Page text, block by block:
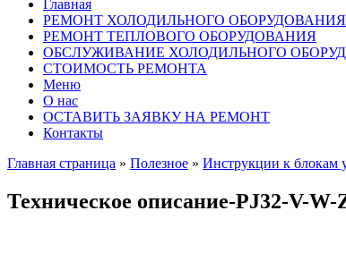
Главная
РЕМОНТ ХОЛОДИЛЬНОГО
РЕМОНТ ТЕПЛОВОГО ОБОРУДОВАНИЯ
ОБСЛУЖИВАНИЕ ХОЛОДИЛЬНОГО
СТОИМОСТЬ РЕМОНТА
Меню
О нас
ОСТАВИТЬ ЗАЯВКУ НА РЕМОНТ
Контакты
Главная страница » Полезное » Инструкции к блокам
Техническое описание-PJ32-V-W-